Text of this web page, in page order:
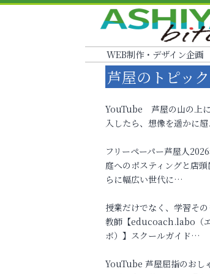
WEB制作・デザイン企画
芦屋のトピッ
YouTube 芦屋の山の上
入したら、想像を遥かに超
フリーペーパー芦屋人
庭へのポスティングと店
らに幅広い世代に…
授業だけでなく、学習そ
教師【educoach.labo（
ボ）】スクールガイド…
YouTube 芦屋屈指のおし